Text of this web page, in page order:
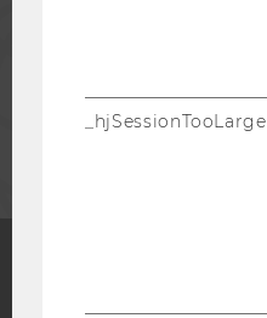
UNTERNEHMEN
_hjSessionTooLarge